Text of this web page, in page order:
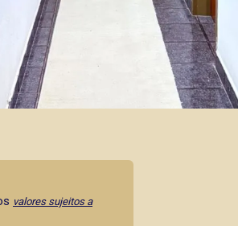
valores sujeitos a